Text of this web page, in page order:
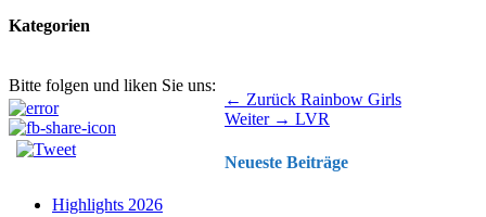
Kategorien
Bitte folgen und liken Sie uns:
Beitragsnavigation ← Zurück Vorhergehender
Beitrag:
Rainbow Girls
Weiter → Nächster
LVR
Neueste Beiträge
Highlights 2026